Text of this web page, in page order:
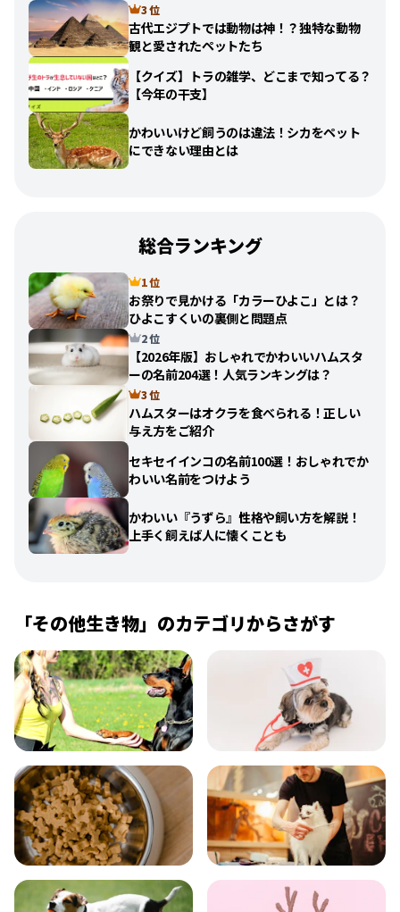
3 位
古代エジプトでは動物は神！？独特な動物
観と愛されたペットたち
【クイズ】トラの雑学、どこまで知ってる？
【今年の干支】
かわいいけど飼うのは違法！シカをペット
にできない理由とは
総合ランキング
1 位
お祭りで見かける「カラーひよこ」とは？
ひよこすくいの裏側と問題点
2 位
【2026年版】おしゃれでかわいいハムスタ
ーの名前204選！人気ランキングは？
3 位
ハムスターはオクラを食べられる！正しい
与え方をご紹介
セキセイインコの名前100選！おしゃれでか
わいい名前をつけよう
かわいい『うずら』性格や飼い方を解説！
上手く飼えば人に懐くことも
「その他生き物」のカテゴリからさがす
飼い方 健康
食事 お手入れ